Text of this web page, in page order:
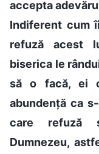
accepta
Indiferent cum
refuză acest
biserica le
să o facă, ei
abundență ca
care refuză
Dumnezeu,